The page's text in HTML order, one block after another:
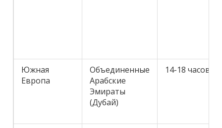
Южная
Европа
Объединенные
Арабские
Эмираты
(Дубай)
14-18 часов